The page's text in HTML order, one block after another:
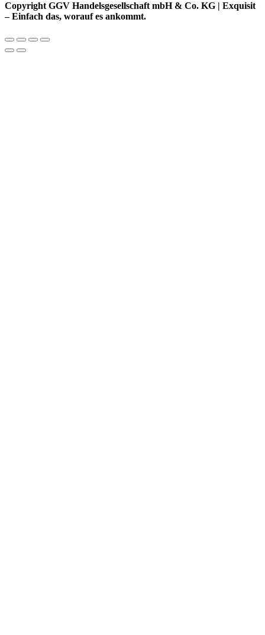
Copyright GGV Handelsgesellschaft mbH & Co. KG | Exquisit
– Einfach das, worauf es ankommt.